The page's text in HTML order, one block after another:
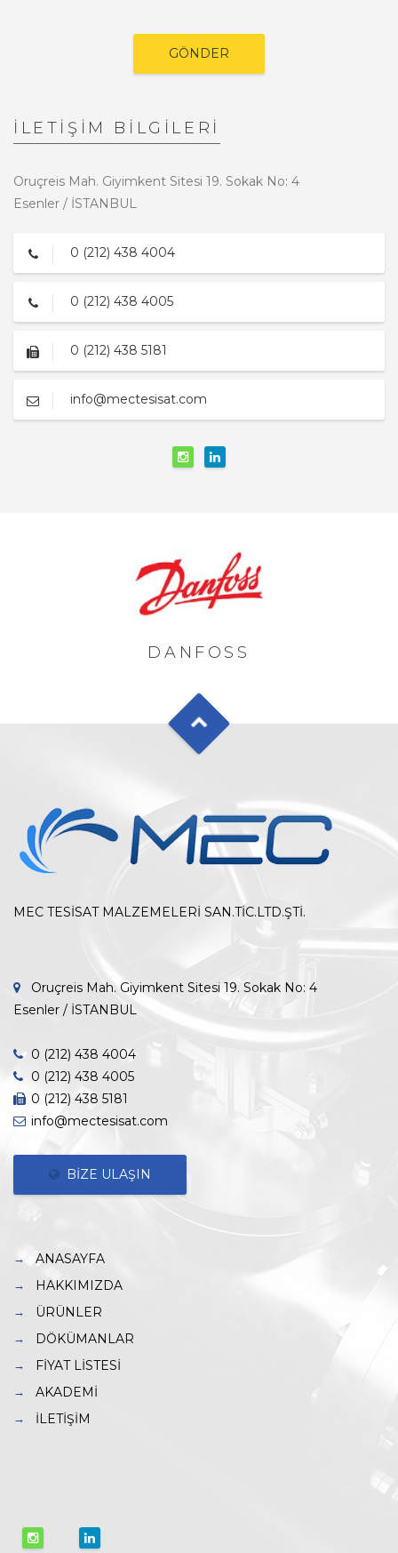
GÖNDER
İLETİŞİM BİLGİLERİ
Oruçreis Mah. Giyimkent Sitesi 19. Sokak No: 4
Esenler / İSTANBUL
0 (212) 438 4004
0 (212) 438 4005
0 (212) 438 5181
info@mectesisat.com
MEC TESİSAT MALZEMELERİ SAN.TİC.LTD.ŞTİ.
Oruçreis Mah. Giyimkent Sitesi 19. Sokak No: 4
Esenler / İSTANBUL
0 (212) 438 4004
0 (212) 438 4005
0 (212) 438 5181
info@mectesisat.com
BİZE ULAŞIN
ANASAYFA
HAKKIMIZDA
ÜRÜNLER
DÖKÜMANLAR
FİYAT LİSTESİ
AKADEMİ
İLETİŞİM